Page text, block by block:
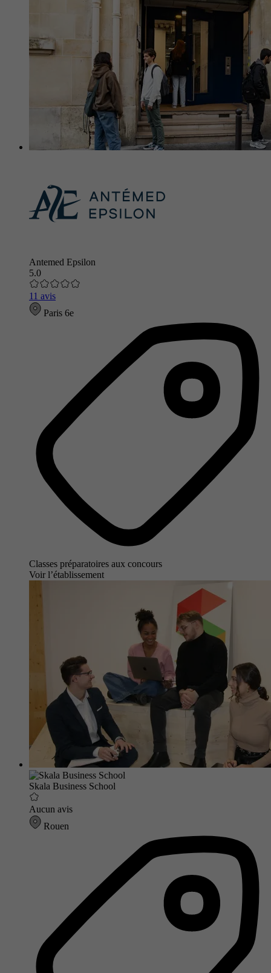
Antemed Epsilon
5.0
11 avis
Paris 6e
Classes préparatoires aux concours
Voir l’établissement
Skala Business School
Aucun avis
Rouen